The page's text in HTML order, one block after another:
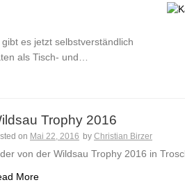
es jetzt selbstverständlich
als Tisch- und…
Trophy 2016
on Mai 22, 2016 by Christian Birzer
von der Wildsau Trophy 2016 in
More